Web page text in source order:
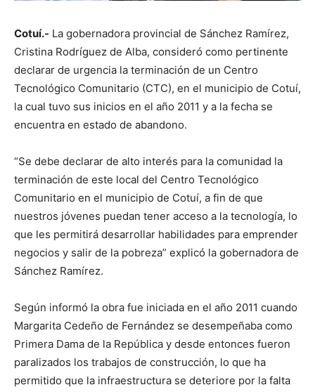
Cotuí.- La gobernadora provincial de Sánchez Ramírez,
Cristina Rodríguez de Alba, consideró como pertinente
declarar de urgencia la terminación de un Centro
Tecnológico Comunitario (CTC), en el municipio de Cotuí,
la cual tuvo sus inicios en el año 2011 y a la fecha se
encuentra en estado de abandono.
“Se debe declarar de alto interés para la comunidad la
terminación de este local del Centro Tecnológico
Comunitario en el municipio de Cotuí, a fin de que
nuestros jóvenes puedan tener acceso a la tecnología, lo
que les permitirá desarrollar habilidades para emprender
negocios y salir de la pobreza” explicó la gobernadora de
Sánchez Ramírez.
Según informó la obra fue iniciada en el año 2011 cuando
Margarita Cedeño de Fernández se desempeñaba como
Primera Dama de la República y desde entonces fueron
paralizados los trabajos de construcción, lo que ha
permitido que la infraestructura se deteriore por la falta